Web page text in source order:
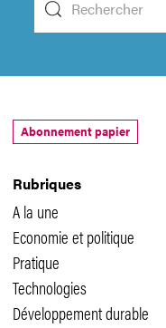
Rubriques
A la une
Economie et politique
Pratique
Technologies
Développement durable
Abonnement papier